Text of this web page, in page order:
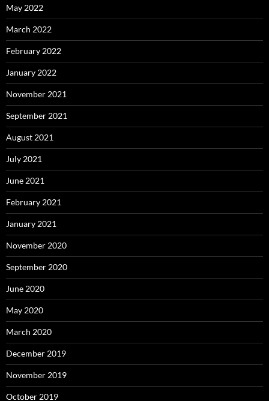
May 2022
March 2022
February 2022
January 2022
November 2021
September 2021
August 2021
July 2021
June 2021
February 2021
January 2021
November 2020
September 2020
June 2020
May 2020
March 2020
December 2019
November 2019
October 2019